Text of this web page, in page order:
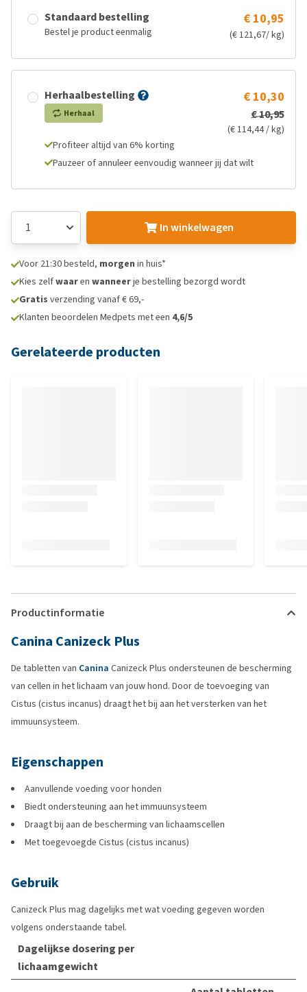
Standaard bestelling
Bestel je product eenmalig
€ 10,95
(€ 121,67/ kg)
Herhaalbestelling
Herhaal
€ 10,30
€ 10,95
(€ 114,44 / kg)
Profiteer altijd van 6% korting
Pauzeer of annuleer eenvoudig wanneer jij dat wilt
In winkelwagen
Voor 21:30 besteld, morgen in huis*
Kies zelfwaaren wanneerje bestelling bezorgd wordt
Gratis verzending vanaf € 69,-
Klanten beoordelen Medpets met een 4,6/5
Gerelateerde producten
Productinformatie
Canina Canizeck Plus
De tabletten van Canina Canizeck Plus ondersteunen de bescherming
van cellen in het lichaam van jouw hond. Door de toevoeging van
Cistus (cistus incanus) draagt het bij aan het versterken van het
immuunsysteem.
Eigenschappen
Aanvullende voeding voor honden
Biedt ondersteuning aan het immuunsysteem
Draagt bij aan de bescherming van lichaamscellen
Met toegevoegde Cistus (cistus incanus)
Gebruik
Canizeck Plus mag dagelijks met wat voeding gegeven worden
volgens onderstaande tabel.
Dagelijkse dosering per
lichaamgewicht